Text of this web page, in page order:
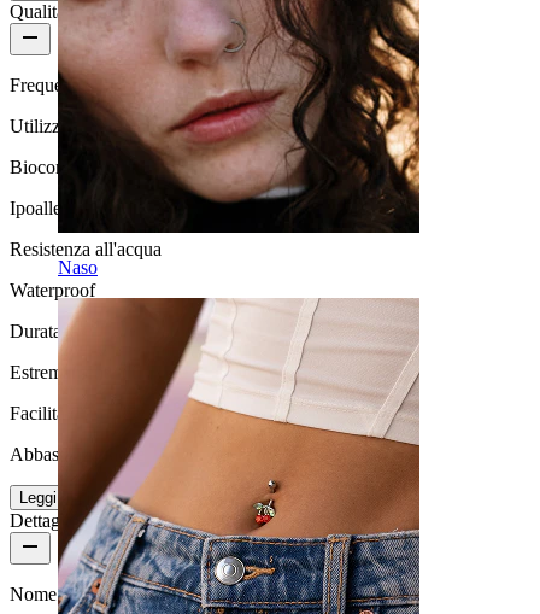
Naso
Qualità del prodotto
Frequenza di utilizzo
Utilizzo quotidiano
Biocompatibilità
Ipoallergenico
Resistenza all'acqua
Waterproof
Durata
Estremamente durevole
Facilità d'uso
Abbastanza facile
Leggi di più
Dettagli del prodotto
Nome:Barra per ombelico in titanio con doppia pietra